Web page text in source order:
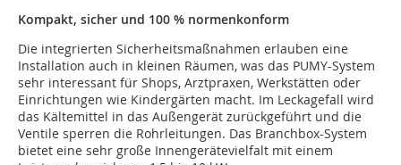
Kompakt, sicher und 100 % normenkonform
Die integrierten Sicherheitsmaßnahmen erlauben eine
Installation auch in kleinen Räumen, was das PUMY-System
sehr interessant für Shops, Arztpraxen, Werkstätten oder
Einrichtungen wie Kindergärten macht. Im Leckagefall wird
das Kältemittel in das Außengerät zurückgeführt und die
Ventile sperren die Rohrleitungen. Das Branchbox-System
bietet eine sehr große Innengerätevielfalt mit einem